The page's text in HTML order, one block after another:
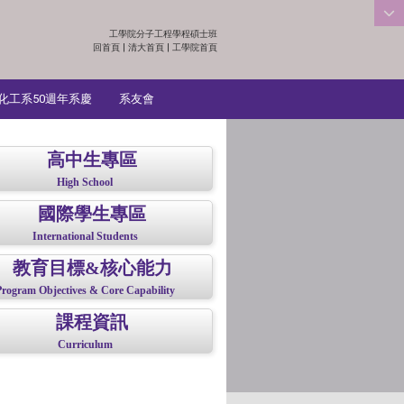
:::
工學院分子工程學程碩士班
回首頁 | 清大首頁 | 工學院首頁
工系50週年系慶 系友會
高中生專區
High School
國際學生專區
International Students
教育目標&核心能力
Objectives & Core Capability
課程資訊
Curriculum